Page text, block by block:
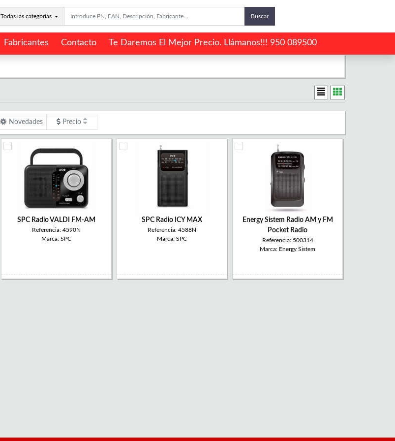
Todas las categorías Buscar
Fabricantes Contacto Te Daremos El Mejor Precio. Llámanos!!! 950 089500
Novedades Precio
SPC Radio VALDI FM-AM
Referencia: 4590N
Marca: SPC
SPC Radio ICY MAX
Referencia: 4588N
Marca: SPC
Energy Sistem Radio AM y FM
Pocket Radio
Referencia: 500314
Marca: Energy Sistem